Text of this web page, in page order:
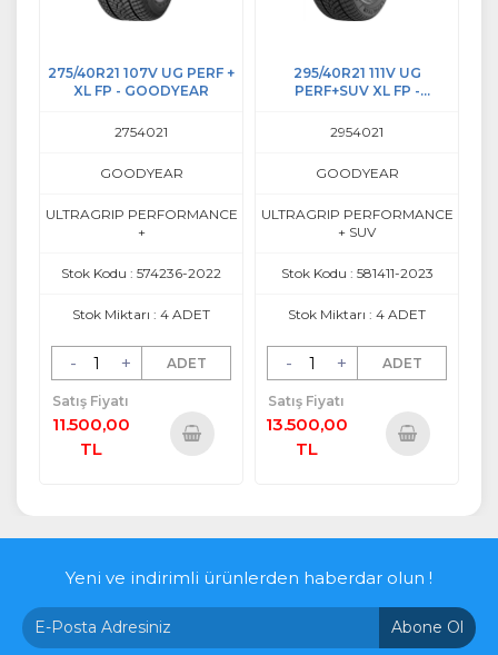
275/40R21 107V UG PERF +
XL FP - GOODYEAR
2754021
GOODYEAR
ULTRAGRIP PERFORMANCE
+
Stok Kodu : 574236-2022
Stok Miktarı : 4 ADET
- + ADET
Satış Fiyatı
11.500,00
TL
295/40R21 111V UG
PERF+SUV XL FP -
2954021
GOODYEAR
ULTRAGRIP PERFORMANCE
+ SUV
Stok Kodu : 581411-2023
Stok Miktarı : 4 ADET
- + ADET
Satış Fiyatı
13.500,00
TL
Yeni ve indirimli ürünlerden haberdar olun !
Abone Ol